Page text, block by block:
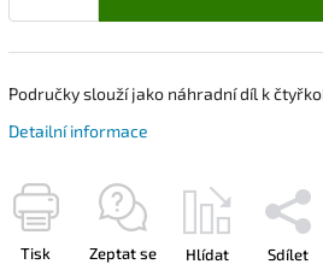
Područky slouží jako náhradní díl k
Detailní informace
Tisk Zeptat se Hlídat Sdílet